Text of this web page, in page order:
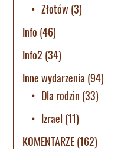
Złotów (3)
Info (46)
Info2 (34)
Inne wydarzenia (94)
Dla rodzin (33)
Izrael (11)
KOMENTARZE(162)